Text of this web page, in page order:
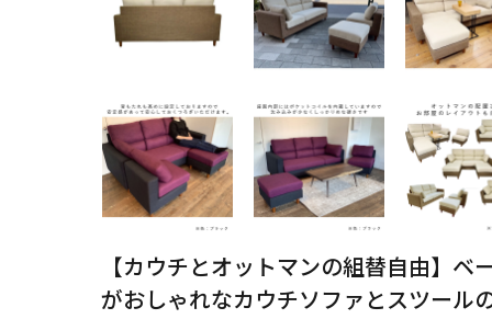
【カウチとオットマンの組替自由】
がおしゃれなカウチソファとスツール